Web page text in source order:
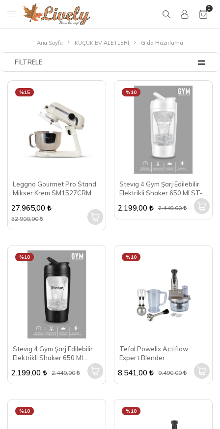
0
Ana Sayfa KÜÇÜK EV ALETLERİ Gıda Hazırlama
FILTRELE
Leggno Gourmet Pro Stand
Mikser Krem SM1527CRM
%15
27.965,00
32.900,00
Stevıg 4 Gym Şarj Edilebilir
Elektrikli Shaker 650 Ml ST-
%10
2.199,00 2.449,00
Stevıg 4 Gym Şarj Edilebilir
Elektrikli Shaker 650 Ml
%10
2.199,00 2.449,00
Tefal Powelix Actiflow
Expert Blender
%10
8.541,00 9.490,00
%10 %10